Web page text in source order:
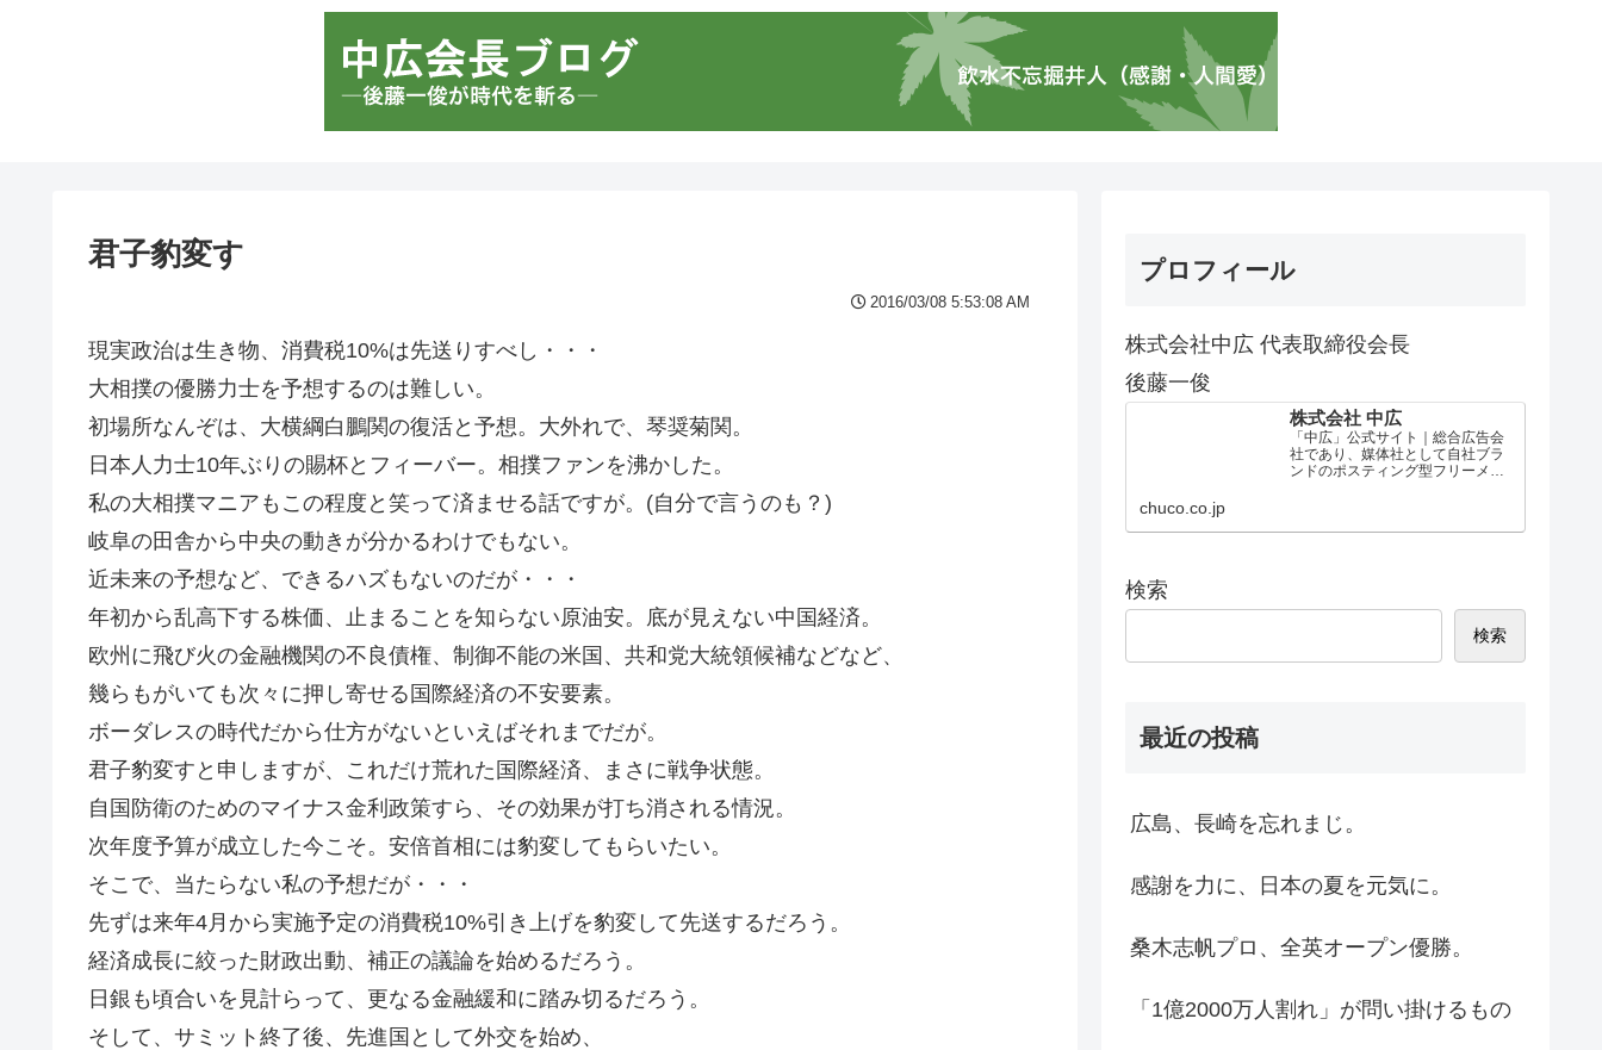
君子豹変す
2016/03/08 5:53:08 AM
現実政治は生き物、消費税10%は先送りすべし・・・
大相撲の優勝力士を予想するのは難しい。
初場所なんぞは、大横綱白鵬関の復活と予想。大外れで、琴奨菊関。
日本人力士10年ぶりの賜杯とフィーバー。相撲ファンを沸かした。
私の大相撲マニアもこの程度と笑って済ませる話ですが。(自分で言うのも？)
岐阜の田舎から中央の動きが分かるわけでもない。
近未来の予想など、できるハズもないのだが・・・
年初から乱高下する株価、止まることを知らない原油安。底が見えない中国経済。
欧州に飛び火の金融機関の不良債権、制御不能の米国、共和党大統領候補などなど、
幾らもがいても次々に押し寄せる国際経済の不安要素。
ボーダレスの時代だから仕方がないといえばそれまでだが。
君子豹変すと申しますが、これだけ荒れた国際経済、まさに戦争状態。
自国防衛のためのマイナス金利政策すら、その効果が打ち消される情況。
次年度予算が成立した今こそ。安倍首相には豹変してもらいたい。
そこで、当たらない私の予想だが・・・
先ずは来年4月から実施予定の消費税10%引き上げを豹変して先送するだろう。
経済成長に絞った財政出動、補正の議論を始めるだろう。
日銀も頃合いを見計らって、更なる金融緩和に踏み切るだろう。
そして、サミット終了後、先進国として外交を始め、
プロフィール
株式会社中広 代表取締役会長
後藤一俊
株式会社 中広
「中広」公式サイト｜総合広告会
社であり、媒体社として自社ブラ
ンドのポスティング型フリーメデ
chuco.co.jp
検索
検索
最近の投稿
広島、長崎を忘れまじ。
感謝を力に、日本の夏を元気に。
桑木志帆プロ、全英オープン優勝。
「1億2000万人割れ」が問い掛けるもの